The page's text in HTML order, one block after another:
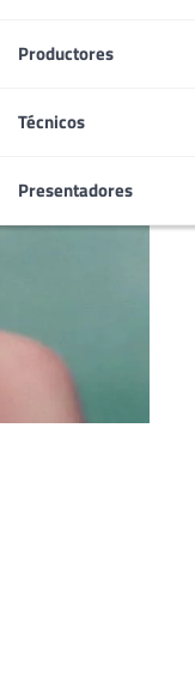
Productores
Técnicos
Presentadores